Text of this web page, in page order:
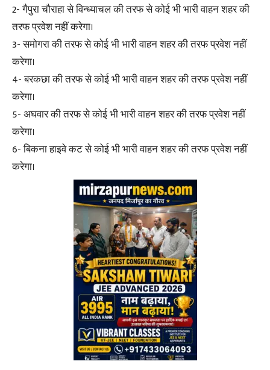
2- गैपुरा चौराहा से विन्ध्याचल की तरफ से कोई भी भारी वाहन शहर की
तरफ प्रवेश नहीं करेगा।
3- समोगरा की तरफ से कोई भी भारी वाहन शहर की तरफ प्रवेश नहीं
करेगा।
4- बरकछा की तरफ से कोई भी भारी वाहन शहर की तरफ प्रवेश नहीं
करेगा।
5- अघवार की तरफ से कोई भी भारी वाहन शहर की तरफ प्रवेश नहीं
करेगा।
6- बिकना हाइवे कट से कोई भी भारी वाहन शहर की तरफ प्रवेश नहीं
करेगा।